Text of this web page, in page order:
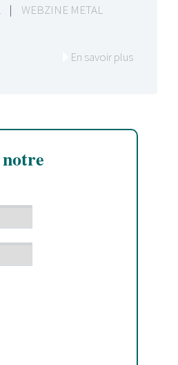
| WEBZINE METAL
En savoir plus